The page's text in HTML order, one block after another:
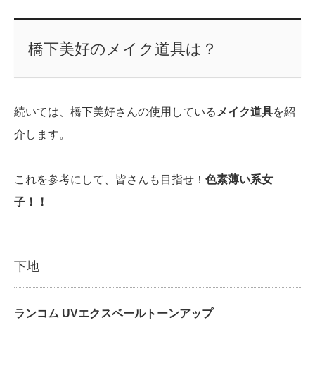
橋下美好のメイク道具は？
続いては、橋下美好さんの使用している メイク道具を紹
介します。
これを参考にして、皆さんも目指せ！ 色素薄い系女
子！！
下地
ランコム UVエクスベールトーンアップ